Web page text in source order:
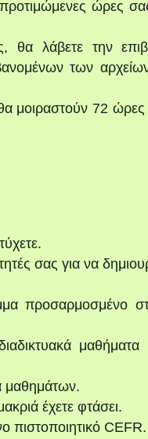
ώρες
λάβετε την
των
μοιραστούν 72
σας για να
προσαρμοσμένο
μαθήματα
μαθημάτων.
έχετε φτάσει.
πιστοποιητικό CEFR.